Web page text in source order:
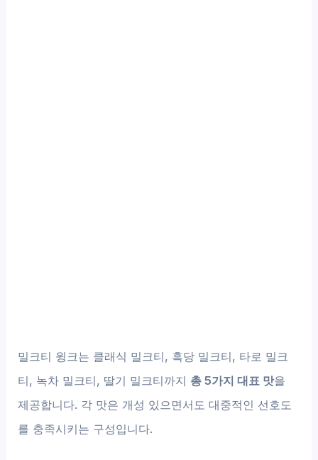
밀크티 윙크는 클래식 밀크티, 흑당 밀크티, 타로 밀크
티, 녹차 밀크티, 딸기 밀크티까지 총 5가지 대표 맛을
제공합니다. 각 맛은 개성 있으면서도 대중적인 선호도
를 충족시키는 구성입니다.